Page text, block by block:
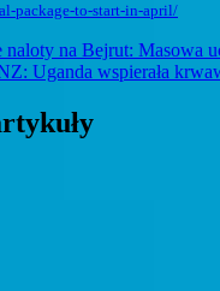
package-to-start-in-april/
naloty na Bejrut: Masowa
Uganda wspierała